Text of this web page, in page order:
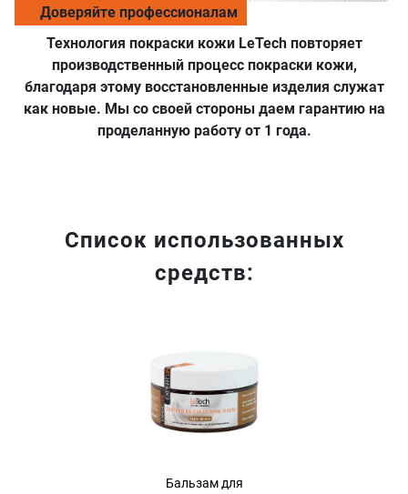
Доверяйте профессионалам
Технология покраски кожи LeTech повторяет
производственный процесс покраски кожи,
благодаря этому восстановленные изделия служат
как новые. Мы со своей стороны даем гарантию на
проделанную работу от 1 года.
Список использованных
средств:
Бальзам для